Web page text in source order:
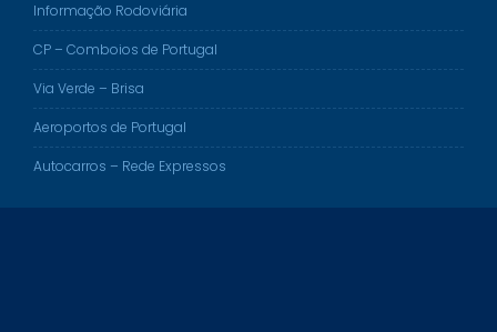
Informação Rodoviária
CP – Comboios de Portugal
Via Verde – Brisa
Aeroportos de Portugal
Autocarros – Rede Expressos